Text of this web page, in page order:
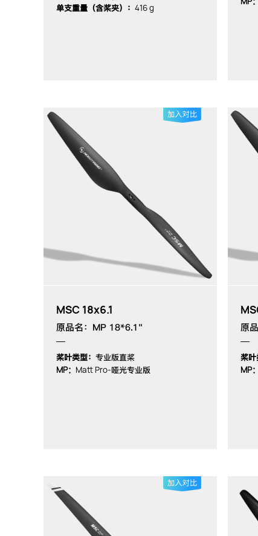
单支重量（含桨夹）： 416 g
MSC 18x6.1
原品名：MP 18*6.1"
桨叶类型： 专业版直桨
MP： Matt Pro-哑光专业版
原
桨叶
MP：